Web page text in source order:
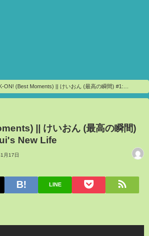
ON! (Best Moments) || けいおん (最高の瞬間) #1:
|| けいおん (最高の瞬間)
New Life
月17日
LINE